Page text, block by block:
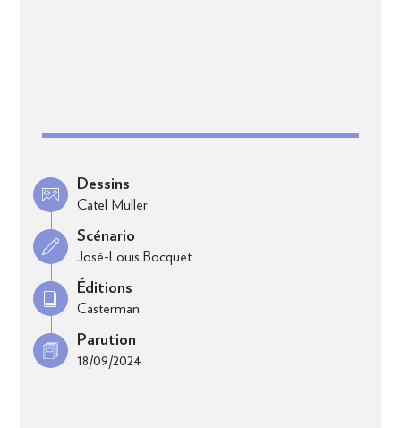
Dessins
Catel Muller
Scénario
José-Louis Bocquet
Éditions
Casterman
Parution
18/09/2024